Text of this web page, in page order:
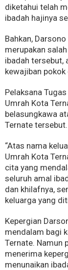
diketahui telah
ibadah hajinya
Bahkan,
merupakan
ibadah tersebut,
kewajiban pokok
Pelaksana
Umrah Kota
belasungkawa
Ternate tersebut.
“Atas nama
Umrah Kota
cita yang
seluruh amal
dan khilafnya,
keluarga yang
Kepergian
mendalam bagi
Ternate. Namun
menerima
menunaikan